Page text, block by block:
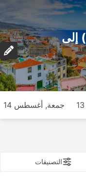
رحلات جوية من لندن (LON) إلى
جمعة, أغسطس 14
التصنيفات